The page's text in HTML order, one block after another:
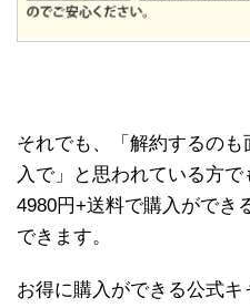
それでも、「解約するの
入で」と思われている方
4980円+送料で購入ができ
できます。
お得に購入ができる公式